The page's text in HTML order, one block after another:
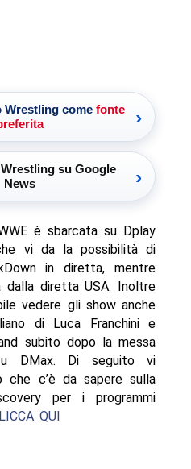
Wrestling come fonte
›
su Google
News
›
è sbarcata su Dplay
vi da la possibilità di
in diretta, mentre
dalla diretta USA. Inoltre
vedere gli show anche
di Luca Franchini e
subito dopo la messa
DMax. Di seguito vi
c’è da sapere sulla
per i programmi
QUI